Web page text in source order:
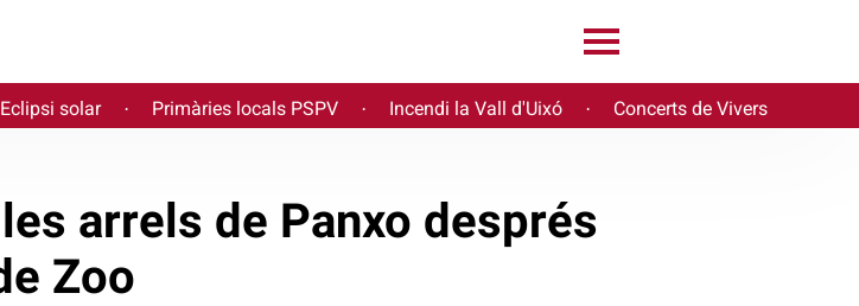
Eclipsi solar · Primàries locals PSPV · Incendi la Vall d'Uixó · Concerts de Vivers
arrels de Panxo després
Zoo